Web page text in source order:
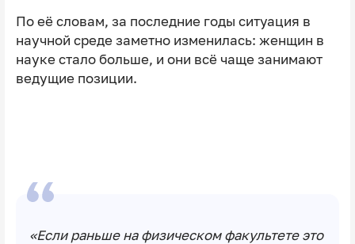
По её словам, за последние годы ситуация в
научной среде заметно изменилась: женщин в
науке стало больше, и они всё чаще занимают
ведущие позиции.
«Если раньше на физическом факультете это